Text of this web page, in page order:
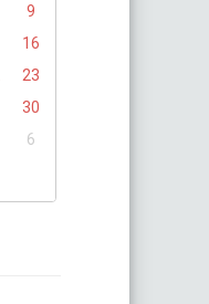
9
16
23
30
6